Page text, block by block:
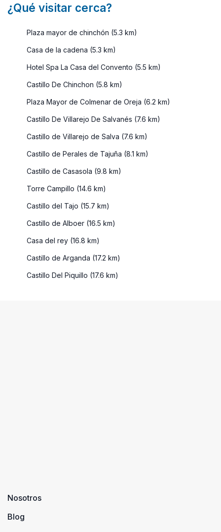
¿Qué visitar cerca?
Plaza mayor de chinchón (5.3 km)
Casa de la cadena (5.3 km)
Hotel Spa La Casa del Convento (5.5 km)
Castillo De Chinchon (5.8 km)
Plaza Mayor de Colmenar de Oreja (6.2 km)
Castillo De Villarejo De Salvanés (7.6 km)
Castillo de Villarejo de Salva (7.6 km)
Castillo de Perales de Tajuña (8.1 km)
Castillo de Casasola (9.8 km)
Torre Campillo (14.6 km)
Castillo del Tajo (15.7 km)
Castillo de Alboer (16.5 km)
Casa del rey (16.8 km)
Castillo de Arganda (17.2 km)
Castillo Del Piquillo (17.6 km)
Nosotros
Blog